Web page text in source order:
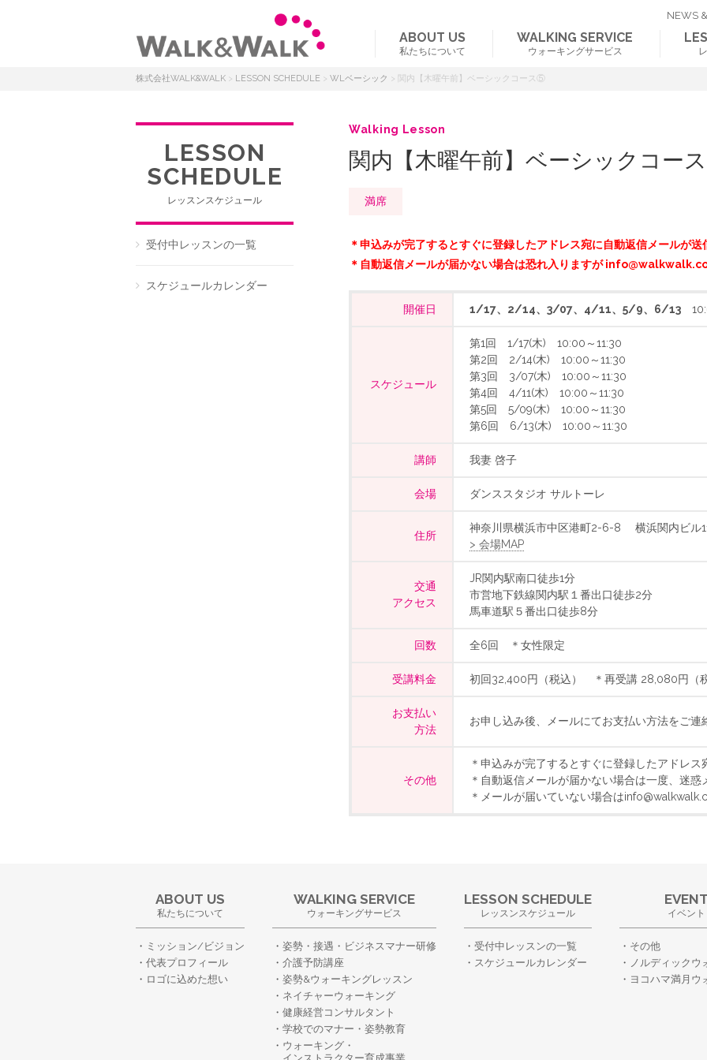
NEWS
ABOUT US
私たちについて
WALKING SERVICE
ウォーキングサービス
株式会社WALK&WALK > LESSON SCHEDULE > WLベーシック > 関内【木曜午前】ベーシックコース⑤
Walking Lesson
関内【木曜午前】ベーシックコー
満席
＊申込みが完了するとすぐに登録したアドレス宛に自動返信メールが送
＊自動返信メールが届かない場合は恐れ入りますが
開催日 1/17、2/14、3/07、4/11、5/9、6/13
スケジュール
第1回 1/17(木) 10:00～11:30
第2回 2/14(木) 10:00～11:30
第3回 3/07(木) 10:00～11:30
第4回 4/11(木) 10:00～11:30
第5回 5/09(木) 10:00～11:30
第6回 6/13(木) 10:00～11:30
講師 我妻 啓子
会場 ダンススタジオ サルトーレ
住所
神奈川県横浜市中区港町2-6-8 横浜関内ビル
> 会場MAP
交通
アクセス
JR関内駅南口徒歩1分
市営地下鉄線関内駅１番出口徒歩2分
馬車道駅５番出口徒歩8分
回数 全6回 ＊女性限定
受講料金 初回32,400円（税込） ＊再受講 28,080円（税
お支払い
方法
お申し込み後、メールにてお支払い方法をご連
その他
＊申込みが完了するとすぐに登録したアドレス
＊自動返信メールが届かない場合は一度、迷惑
＊メールが届いていない場合は
LESSON
SCHEDULE
レッスンスケジュール
受付中レッスンの一覧
スケジュールカレンダー
ABOUT US
私たちについて
ミッション/ビジョン
代表プロフィール
ロゴに込めた想い
WALKING SERVICE
ウォーキングサービス
姿勢・接遇・ビジネスマナー研修
介護予防講座
姿勢&ウォーキングレッスン
ネイチャーウォーキング
健康経営コンサルタント
学校でのマナー・姿勢教育
ウォーキング・
LESSON SCHEDULE
レッスンスケジュール
受付中レッスンの一覧
スケジュールカレンダー
EVENT
イベント
その他
ノルディックウ
ヨコハマ満月ウ